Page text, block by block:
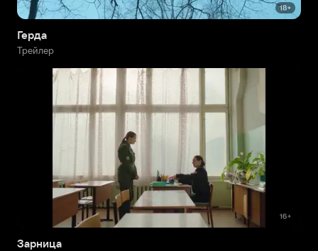
Герда
Трейлер
Зарница